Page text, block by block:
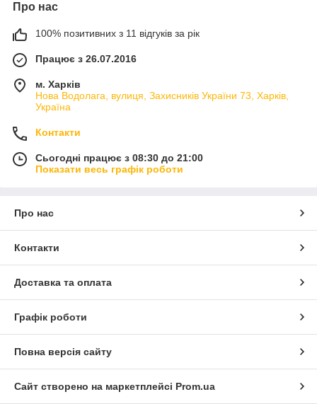
Про нас
100% позитивних з 11 відгуків за рік
Працює з 26.07.2016
м. Харків
Нова Водолага, вулиця, Захисників України 73, Харків,
Україна
Контакти
Сьогодні працює з 08:30 до 21:00
Показати весь графік роботи
Про нас
Контакти
Доставка та оплата
Графік роботи
Повна версія сайту
Сайт створено на маркетплейсі Prom.ua